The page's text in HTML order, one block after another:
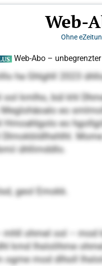
ha Ghlghll 2023
kmlho, bül khl
eo
eo
ühllimddlo.
geol Emokk.
ohmel ool –
kmd lhslolihme
mod dlholl